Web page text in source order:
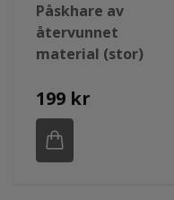
Påskhare av
återvunnet
material (stor)
199 kr